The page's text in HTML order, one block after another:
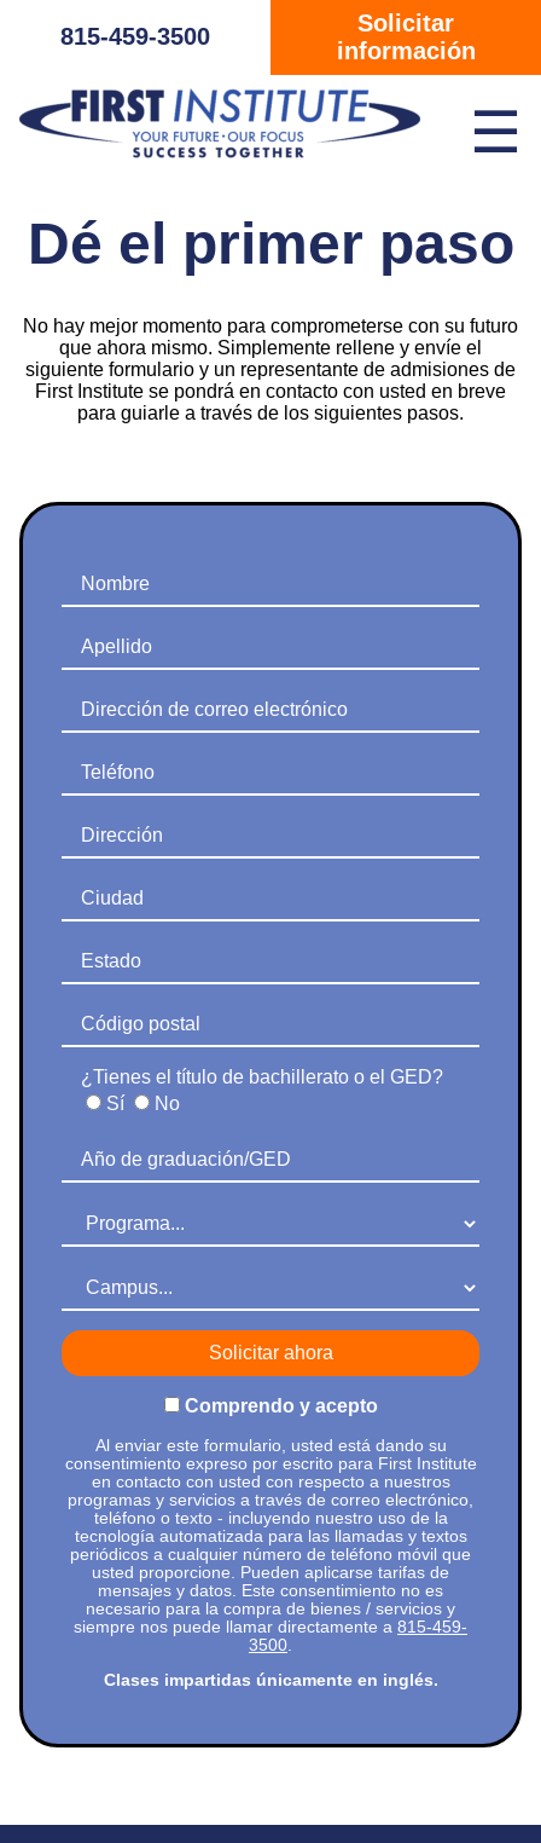
815-459-3500
Solicitar
información
☰
Dé el primer paso
No hay mejor momento para comprometerse con su futuro
que ahora mismo. Simplemente rellene y envíe el
siguiente formulario y un representante de admisiones de
First Institute se pondrá en contacto con usted en breve
para guiarle a través de los siguientes pasos.
Nombre
Apellido
Dirección de correo electrónico
Teléfono
Dirección
Ciudad
Estado
Código postal
¿Tienes el título de bachillerato o el GED?
Sí
No
¿En qué año terminó el bachillerato u obtuvo el GED?
Programa
Campus
Comprendo y acepto
Al enviar este formulario, usted está dando su
consentimiento expreso por escrito para First Institute
en contacto con usted con respecto a nuestros
programas y servicios a través de correo electrónico,
teléfono o texto - incluyendo nuestro uso de la
tecnología automatizada para las llamadas y textos
periódicos a cualquier número de teléfono móvil que
usted proporcione. Pueden aplicarse tarifas de
mensajes y datos. Este consentimiento no es
necesario para la compra de bienes / servicios y
siempre nos puede llamar directamente a 815-459-
3500
Clases impartidas únicamente en inglés.